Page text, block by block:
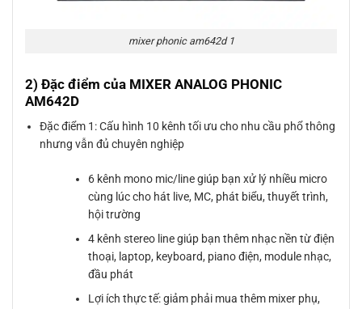
mixer phonic am642d 1
2) Đặc điểm của MIXER ANALOG PHONIC
AM642D
Đặc điểm 1: Cấu hình 10 kênh tối ưu cho nhu cầu phổ thông
nhưng vẫn đủ chuyên nghiệp
6 kênh mono mic/line giúp bạn xử lý nhiều micro
cùng lúc cho hát live, MC, phát biểu, thuyết trình,
hội trường
4 kênh stereo line giúp bạn thêm nhạc nền từ điện
thoại, laptop, keyboard, piano điện, module nhạc,
đầu phát
Lợi ích thực tế: giảm phải mua thêm mixer phụ,